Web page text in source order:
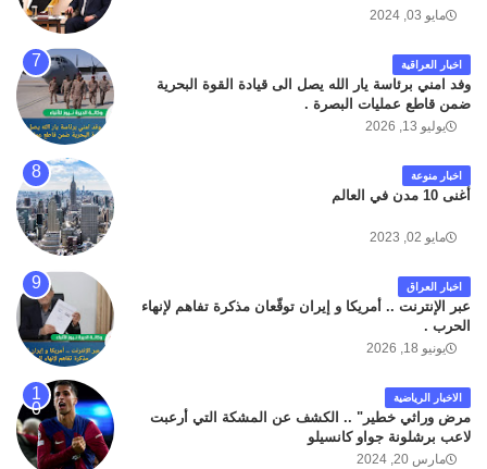
مايو 03, 2024
اخبار العراقية
وفد امني برئاسة يار الله يصل الى قيادة القوة البحرية
ضمن قاطع عمليات البصرة .
يوليو 13, 2026
اخبار منوعة
أغنى 10 مدن في العالم
مايو 02, 2023
اخبار العراق
عبر الإنترنت .. أمريكا و إيران توقّعان مذكرة تفاهم لإنهاء
الحرب .
يونيو 18, 2026
الاخبار الرياضية
مرض وراثي خطير" .. الكشف عن المشكة التي أرعبت
لاعب برشلونة جواو كانسيلو
مارس 20, 2024